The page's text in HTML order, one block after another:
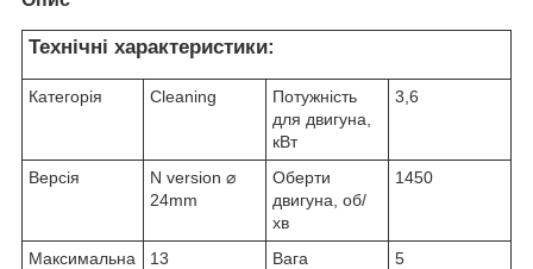
Технічні характеристики:
Категорія Cleaning
Потужність
для двигуна,
кВт
3,6
Версія
N version ⌀
24mm
Оберти
двигуна, об/
хв
1450
Максимальна
13 Вага 5